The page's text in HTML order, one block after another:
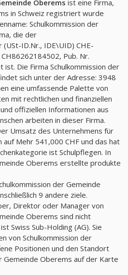
Oberems ist eine Firma,
in Schweiz registriert wurde
Schulkommission der
die der
ID.Nr., IDE\UID) CHE-
Pub. Nr.
Die Firma Schulkommission der
sich unter der Adresse: 3948
eine umfassende Palette von
mit rechtlichen und finanziellen
offiziellen Informationen aus
arbeiten in dieser Firma.
Umsatz des Unternehmens für
auf Mehr 541,000 CHF und das hat
ist Schulpflegen. In
Oberems erstellte produkte
der Gemeinde
9 andere ziele.
Direktor oder Manager von
Oberems sind nicht
Swiss Sub-Holding (AG). Sie
von Schulkommission der
Positionen und den Standort
Gemeinde Oberems auf der Karte